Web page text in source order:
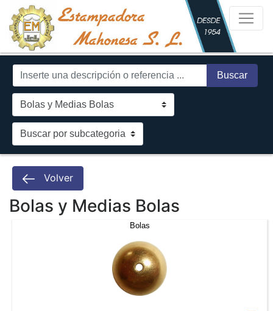
Buscar
Volver
Bolas y Medias Bolas
Bolas